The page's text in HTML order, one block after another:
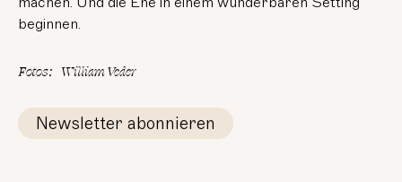
beginnen.
Fotos: William Veder
Newsletter abonnieren